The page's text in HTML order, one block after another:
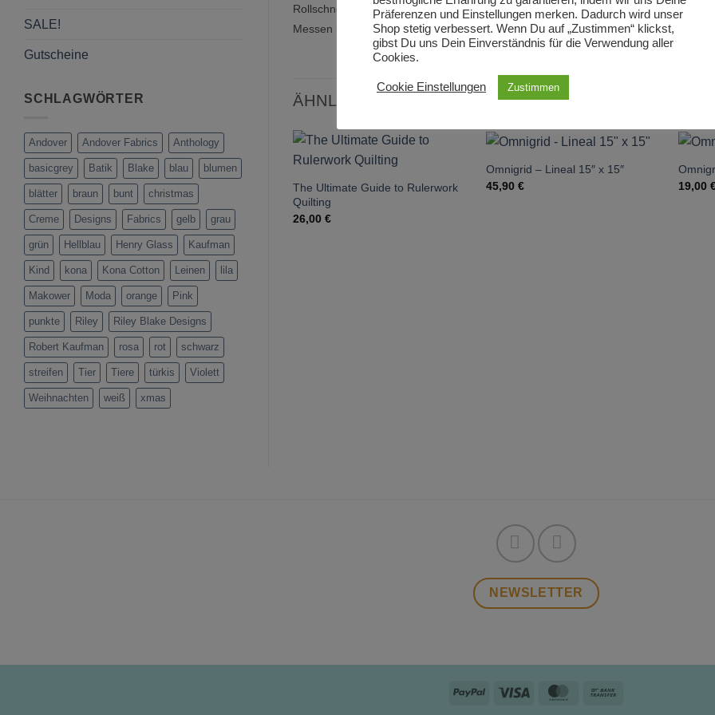
SALE!
Gutscheine
SCHLAGWÖRTER
Andover Andover Fabrics Anthology
basicgrey Batik Blake blau blumen
blätter braun bunt christmas
Creme Designs Fabrics gelb grau
grün Hellblau Henry Glass Kaufman
Kind kona Kona Cotton Leinen lila
Makower Moda orange Pink
punkte Riley Riley Blake Designs
Robert Kaufman rosa rot schwarz
streifen Tier Tiere türkis Violett
Weihnachten weiß xmas
Rollschneidern und Ziehmessern. Dieses Prym Lineal ist aber auch ideal für alle
Messen benötigen.
ÄHNLICHE PRODUKTE
The Ultimate Guide to Rulerwork
Quilting
26,00 €
Omnigrid – Lineal 15″ x 15″
45,90 €
19,00
NEWSLETTER
PayPal Visa MasterCard
Präferenzen und Einstellungen merken. Dadurch wird unser
Shop stetig verbessert. Wenn Du auf „Zustimmen“ klickst,
gibst Du uns Dein Einverständnis für die Verwendung aller
Cookies.
Cookie Einstellungen Zustimmen